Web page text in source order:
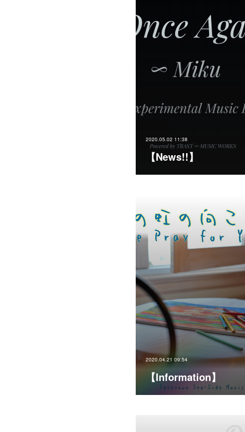
2020.05.02 11:38
【News!!】
2020.04.21 09:54
【Information】